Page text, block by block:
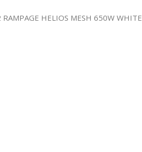
HELIOS MESH 650W WHITE